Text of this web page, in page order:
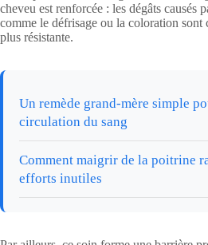
cheveu est renforcée : les dégâts causés
comme le défrisage ou la coloration sont
plus résistante.
Un remède grand-mère simple
circulation du sang
Comment maigrir de la poitrine
efforts inutiles